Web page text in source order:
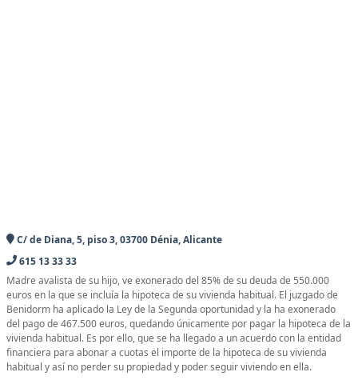
C/ de Diana, 5, piso 3, 03700 Dénia, Alicante
615 13 33 33
Madre avalista de su hijo, ve exonerado del 85% de su deuda de 550.000
euros en la que se incluía la hipoteca de su vivienda habitual. El juzgado de
Benidorm ha aplicado la Ley de la Segunda oportunidad y la ha exonerado
del pago de 467.500 euros, quedando únicamente por pagar la hipoteca de la
vivienda habitual. Es por ello, que se ha llegado a un acuerdo con la entidad
financiera para abonar a cuotas el importe de la hipoteca de su vivienda
habitual y así no perder su propiedad y poder seguir viviendo en ella.